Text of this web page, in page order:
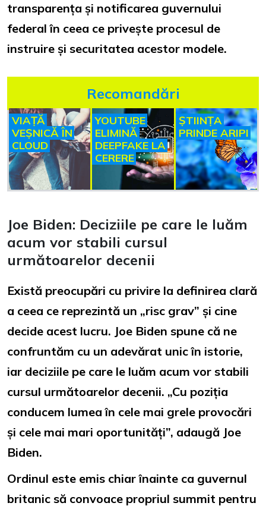
transparența și notificarea guvernului
federal în ceea ce privește procesul de
instruire și securitatea acestor modele.
Recomandări
VIAȚĂ
VEȘNICĂ ÎN
CLOUD
YOUTUBE
ELIMINĂ
DEEPFAKE LA
CERERE
ȘTIINȚA
PRINDE ARIPI
Joe Biden: Deciziile pe care le luăm
acum vor stabili cursul
următoarelor decenii
Există preocupări cu privire la definirea clară
a ceea ce reprezintă un „risc grav” și cine
decide acest lucru. Joe Biden spune că ne
confruntăm cu un adevărat unic în istorie,
iar deciziile pe care le luăm acum vor stabili
cursul următoarelor decenii. „Cu poziția
conducem lumea în cele mai grele provocări
și cele mai mari oportunități”, adaugă Joe
Biden.
Ordinul este emis chiar înainte ca guvernul
britanic să convoace propriul summit pentru